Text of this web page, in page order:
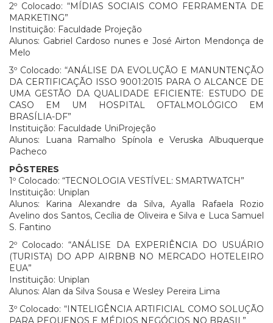
2º Colocado: “MÍDIAS SOCIAIS COMO FERRAMENTA DE
MARKETING”
Instituição: Faculdade Projeção
Alunos: Gabriel Cardoso nunes e José Airton Mendonça de
Melo
3º Colocado: “ANÁLISE DA EVOLUÇÃO E MANUNTENÇÃO
DA CERTIFICAÇÃO ISSO 9001:2015 PARA O ALCANCE DE
UMA GESTÃO DA QUALIDADE EFICIENTE: ESTUDO DE
CASO EM UM HOSPITAL OFTALMOLÓGICO EM
BRASÍLIA-DF”
Instituição: Faculdade UniProjeção
Alunos: Luana Ramalho Spínola e Veruska Albuquerque
Pacheco
PÔSTERES
1º Colocado: “TECNOLOGIA VESTÍVEL: SMARTWATCH”
Instituição: Uniplan
Alunos: Karina Alexandre da Silva, Ayalla Rafaela Rozio
Avelino dos Santos, Cecília de Oliveira e Silva e Luca Samuel
S. Fantino
2º Colocado: “ANÁLISE DA EXPERIÊNCIA DO USUÁRIO
(TURISTA) DO APP AIRBNB NO MERCADO HOTELEIRO
EUA”
Instituição: Uniplan
Alunos: Alan da Silva Sousa e Wesley Pereira Lima
3º Colocado: “INTELIGÊNCIA ARTIFICIAL COMO SOLUÇÃO
PARA PEQUENOS E MÉDIOS NEGÓCIOS NO BRASIL”